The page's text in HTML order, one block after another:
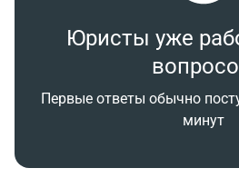
Юристы уже
Первые ответы обычно
минут